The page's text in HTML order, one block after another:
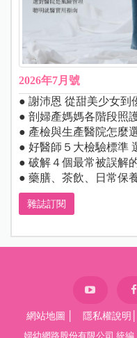
2026年7月號
● 謝沛恩 從甜美少女到
● 剖婦產媽媽各階段照
● 產檢與生產醫院怎麼
● 好醫師５大檢驗標準
● 破解４個最常被誤解
● 藥膳、茶飲、日常保
雜誌訂閱
網站地圖 隱私權說明
婦幼網路股份有限公司 統編